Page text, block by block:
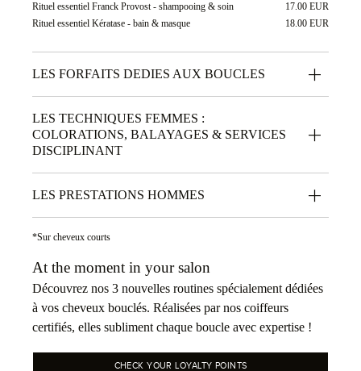
Rituel essentiel Franck Provost - shampooing & soin
17.00 EUR
Rituel essentiel Kératase - bain & masque
18.00 EUR
LES FORFAITS DEDIES AUX BOUCLES
LES TECHNIQUES FEMMES :
COLORATIONS, BALAYAGES & SERVICES
DISCIPLINANT
LES PRESTATIONS HOMMES
*Sur cheveux courts
At the moment in your salon
Découvrez nos 3 nouvelles routines spécialement dédiées
à vos cheveux bouclés. Réalisées par nos coiffeurs
certifiés, elles subliment chaque boucle avec expertise !
CHECK YOUR LOYALTY POINTS